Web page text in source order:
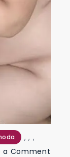
,, ,
a Comment